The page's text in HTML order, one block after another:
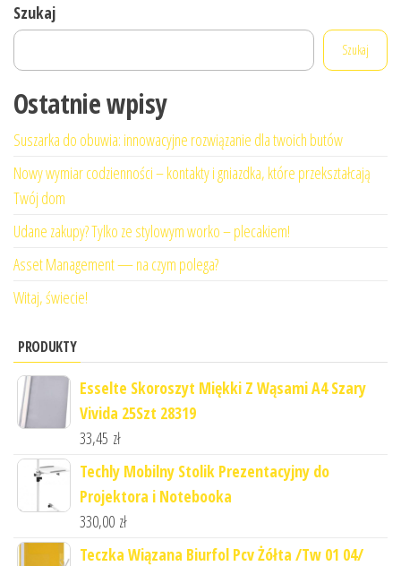
Szukaj
Szukaj
Ostatnie wpisy
Suszarka do obuwia: innowacyjne rozwiązanie dla twoich butów
Nowy wymiar codzienności – kontakty i gniazdka, które przekształcają
Twój dom
Udane zakupy? Tylko ze stylowym worko – plecakiem!
Asset Management — na czym polega?
Witaj, świecie!
PRODUKTY
Esselte Skoroszyt Miękki Z Wąsami A4 Szary
Vivida 25Szt 28319
33,45 zł
Techly Mobilny Stolik Prezentacyjny do
Projektora i Notebooka
330,00 zł
Teczka Wiązana Biurfol Pcv Żółta /Tw 01 04/